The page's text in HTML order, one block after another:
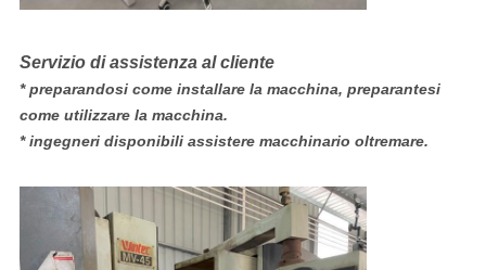
Servizio di assistenza al cliente
* preparandosi come installare la macchina, preparantesi
come utilizzare la macchina.
* ingegneri disponibili assistere macchinario oltremare.